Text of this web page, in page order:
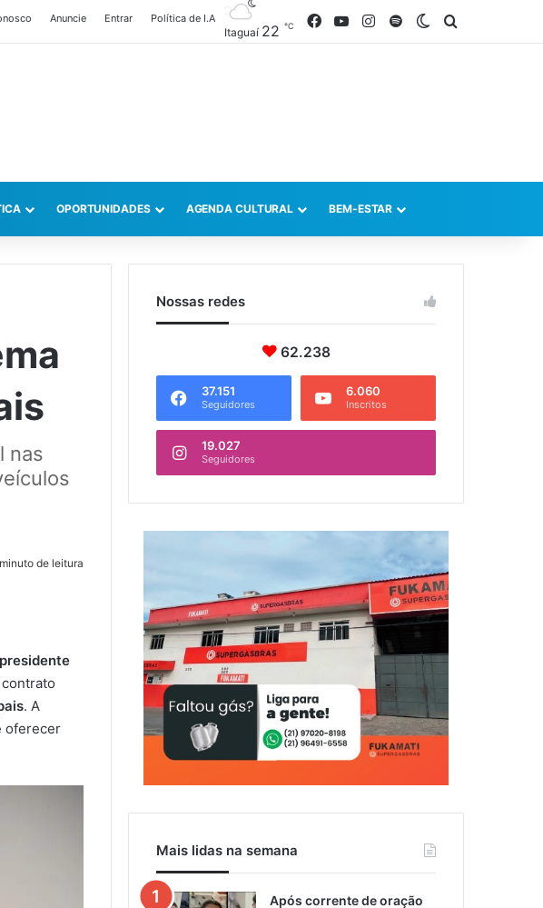
Anuncie Entrar Política de I.A
Itaguaí 22 ℃ FacebookYouTubeInstagram
SpotifySwitch skin
OPORTUNIDADES AGENDA CULTURAL BEM-ESTAR
nas
de leitura
presidente
contrato
. A
oferecer
Nossas redes
62.238
37.151
Seguidores
6.060
Inscritos
19.027
Seguidores
Mais lidas na semana
Após corrente de oração